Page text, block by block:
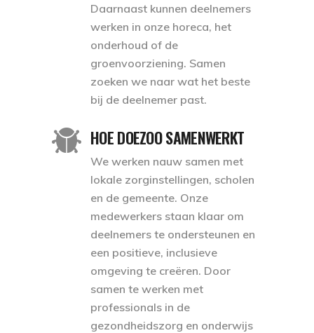
Daarnaast kunnen deelnemers
werken in onze horeca, het
onderhoud of de
groenvoorziening. Samen
zoeken we naar wat het beste
bij de deelnemer past.
HOE DOEZOO SAMENWERKT
We werken nauw samen met
lokale zorginstellingen, scholen
en de gemeente. Onze
medewerkers staan klaar om
deelnemers te ondersteunen en
een positieve, inclusieve
omgeving te creëren. Door
samen te werken met
professionals in de
gezondheidszorg en onderwijs